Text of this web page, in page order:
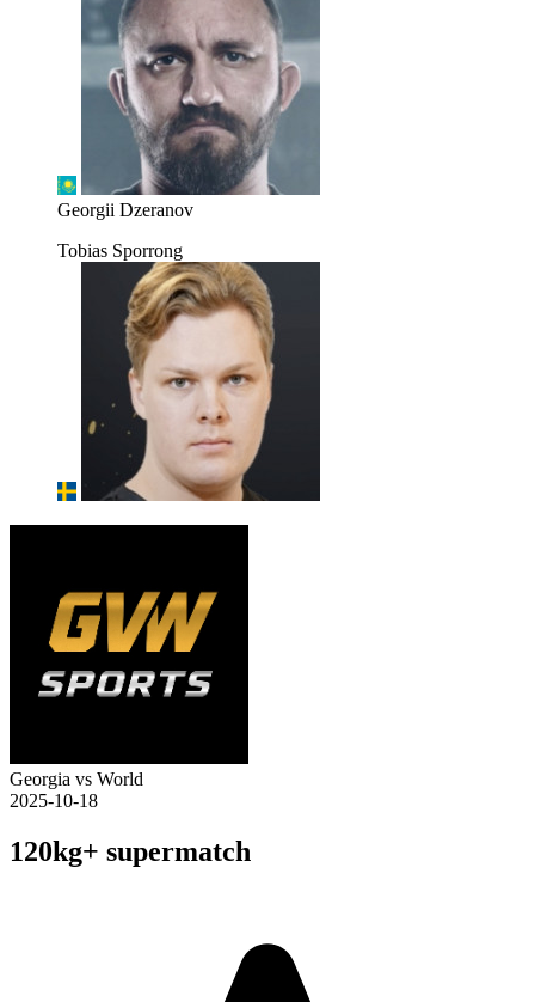
Georgii Dzeranov
Tobias Sporrong
Georgia vs World
2025-10-18
120kg+ supermatch